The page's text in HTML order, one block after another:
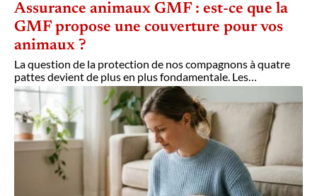
Assurance animaux GMF : est-ce que la
GMF propose une couverture pour vos
animaux ?
La question de la protection de nos compagnons à quatre
pattes devient de plus en plus fondamentale. Les